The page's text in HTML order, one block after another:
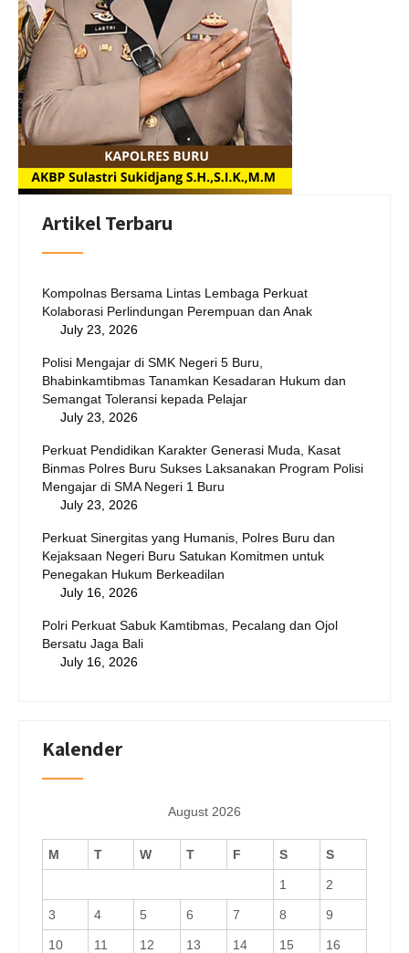
Artikel Terbaru
Kompolnas Bersama Lintas Lembaga Perkuat
Kolaborasi Perlindungan Perempuan dan Anak
July 23, 2026
Polisi Mengajar di SMK Negeri 5 Buru,
Bhabinkamtibmas Tanamkan Kesadaran Hukum dan
Semangat Toleransi kepada Pelajar
July 23, 2026
Perkuat Pendidikan Karakter Generasi Muda, Kasat
Binmas Polres Buru Sukses Laksanakan Program Polisi
Mengajar di SMA Negeri 1 Buru
July 23, 2026
Perkuat Sinergitas yang Humanis, Polres Buru dan
Kejaksaan Negeri Buru Satukan Komitmen untuk
Penegakan Hukum Berkeadilan
July 16, 2026
Polri Perkuat Sabuk Kamtibmas, Pecalang dan Ojol
Bersatu Jaga Bali
July 16, 2026
Kalender
August 2026
M T W T F S S
1 2
3 4 5 6 7 8 9
10 11 12 13 14 15 16